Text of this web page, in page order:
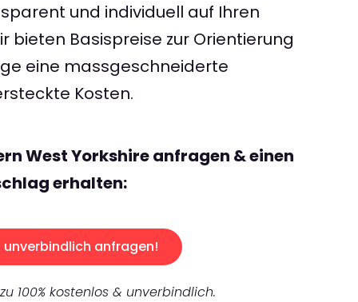
und individuell auf Ihren
bieten Basispreise zur Orientierung
eine massgeschneiderte
Kosten.
West Yorkshire anfragen & einen
erhalten:
unverbindlich anfragen!
100% kostenlos & unverbindlich.